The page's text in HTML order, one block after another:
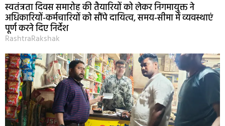
स्वतंत्रता दिवस समारोह की तैयारियों को लेकर निगमायुक्त ने
अधिकारियों-कर्मचारियों को सौंपे दायित्व, समय-सीमा में व्यवस्थाएं
पूर्ण करने दिए निर्देश
RashtraRakshak